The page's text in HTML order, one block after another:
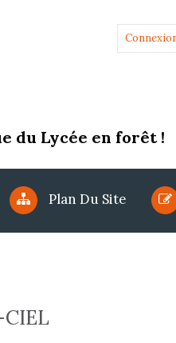
du Lycée en forêt !
Plan Du Site